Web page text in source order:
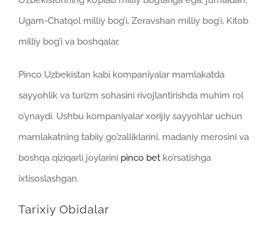
Ugam-Chatqol milliy bog’i, Zeravshan milliy bog’i, Kitob
milliy bog’i va boshqalar.
Pinco Uzbekistan kabi kompaniyalar mamlakatda
sayyohlik va turizm sohasini rivojlantirishda muhim rol
o’ynaydi. Ushbu kompaniyalar xorijiy sayyohlar uchun
mamlakatning tabiiy go’zalliklarini, madaniy merosini va
boshqa qiziqarli joylarini pinco bet ko’rsatishga
ixtisoslashgan.
Tarixiy Obidalar